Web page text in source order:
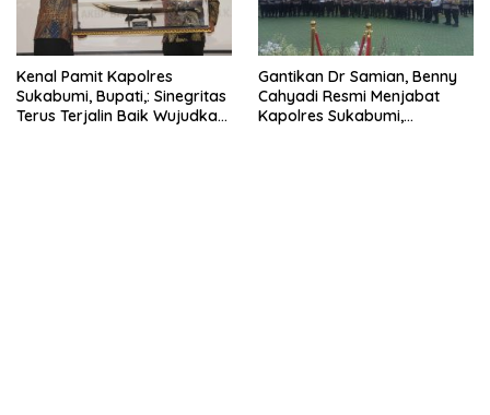
Kenal Pamit Kapolres
Sukabumi, Bupati,: Sinegritas
Terus Terjalin Baik Wujudkan
Gantikan Dr Samian, Benny
Cahyadi Resmi Menjabat
Kapolres Sukabumi,